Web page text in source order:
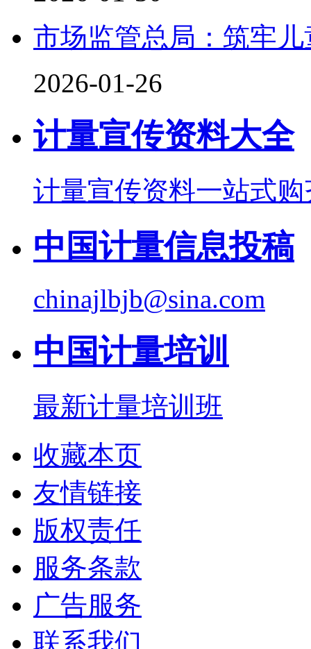
市场监管总局：筑牢
2026-01-26
计量宣传资料大全
计量宣传资料一站式购
中国计量信息投稿
chinajlbjb@sina.com
中国计量培训
最新计量培训班
收藏本页
友情链接
版权责任
服务条款
广告服务
联系我们